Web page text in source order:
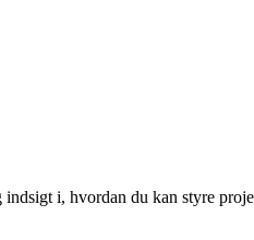
i, hvordan du kan styre